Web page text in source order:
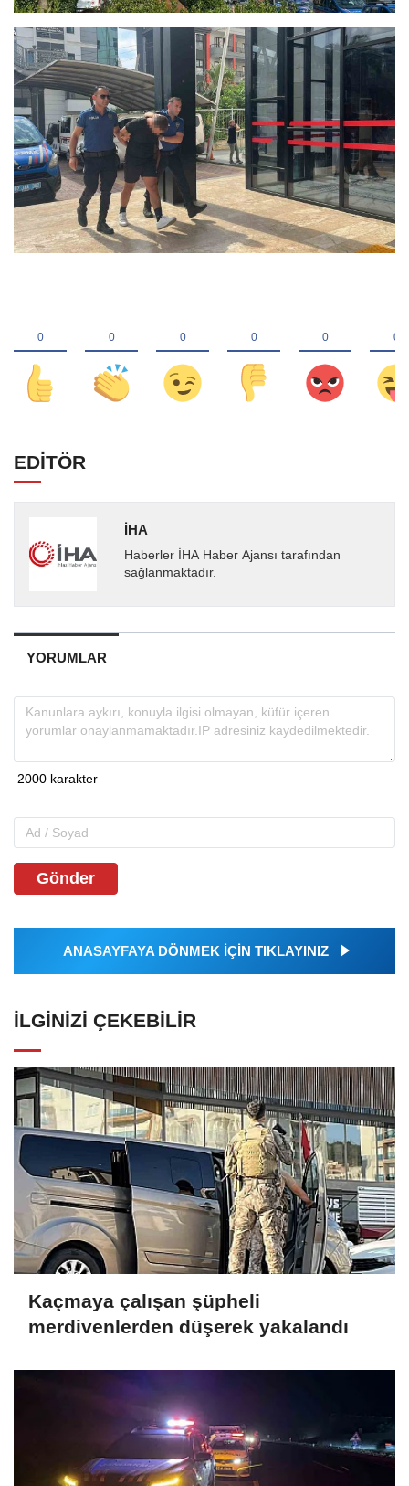
EDİTÖR
İHA
Haberler İHA Haber Ajansı tarafından
sağlanmaktadır.
YORUMLAR
Gönder
ANASAYFAYA DÖNMEK İÇİN TIKLAYINIZ
İLGINIZI ÇEKEBILIR
Kaçmaya çalışan şüpheli
merdivenlerden düşerek yakalandı